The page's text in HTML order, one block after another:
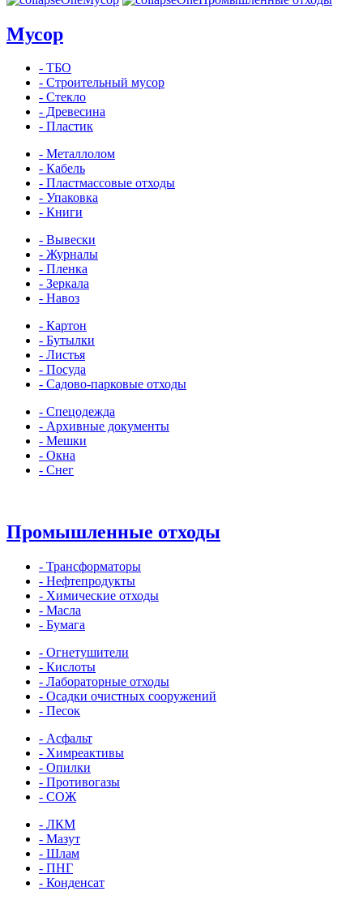
Мусор
- ТБО
- Строительный мусор
- Стекло
- Древесина
- Пластик
- Металлолом
- Кабель
- Пластмассовые отходы
- Упаковка
- Книги
- Вывески
- Журналы
- Пленка
- Зеркала
- Навоз
- Картон
- Бутылки
- Листья
- Посуда
- Садово-парковые отходы
- Спецодежда
- Архивные документы
- Мешки
- Окна
- Снег
Промышленные отходы
- Трансформаторы
- Нефтепродукты
- Химические отходы
- Масла
- Бумага
- Огнетушители
- Кислоты
- Лабораторные отходы
- Осадки очистных сооружений
- Песок
- Асфальт
- Химреактивы
- Опилки
- Противогазы
- СОЖ
- ЛКМ
- Мазут
- Шлам
- ПНГ
- Конденсат